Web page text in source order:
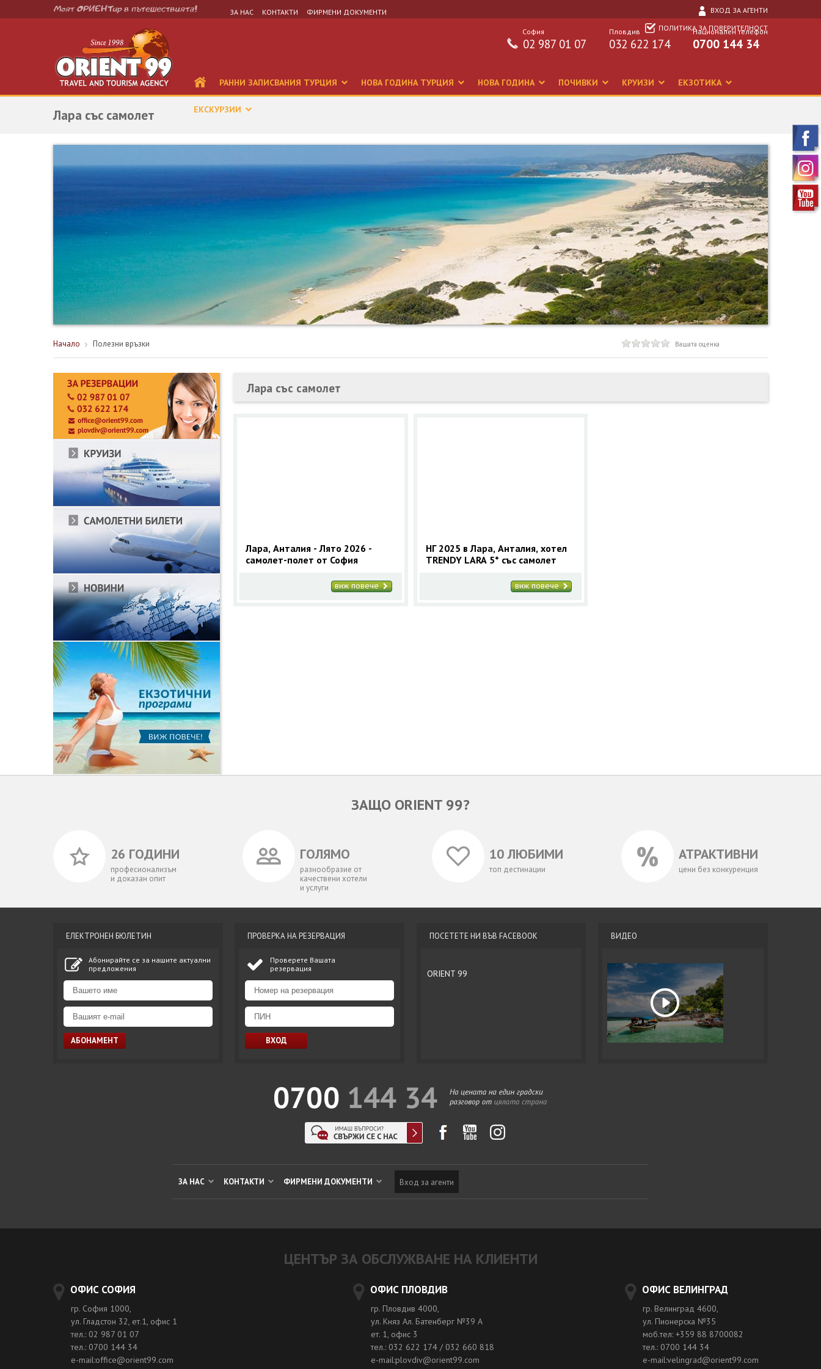
ЗА НАС КОНТАКТИ ФИРМЕНИ ДОКУМЕНТИ
ВХОД ЗА АГЕНТИ
ПОЛИТИКА ЗА ПОВЕРИТЕЛНОСТ
Национален телефон
0700 144 34
Пловдив
032 622 174
София
02 987 01 07
РАННИ ЗАПИСВАНИЯ ТУРЦИЯ НОВА ГОДИНА ТУРЦИЯ НОВА ГОДИНА ПОЧИВКИ КРУИЗИ ЕКЗОТИКА
ЕКСКУРЗИИ
Лара със самолет
Начало Полезни връзки Вашата оценка
Лара със самолет
Лара, Анталия - Лято 2026 -
самолет-полет от София
виж повече
НГ 2025 в Лара, Анталия, хотел
TRENDY LARA 5* със самолет
виж повече
ЗАЩО ORIENT 99?
26 ГОДИНИ
професионализъм
и доказан опит
ГОЛЯМО
разнообразие от
качествени хотели
и услуги
10 ЛЮБИМИ
топ дестинации
АТРАКТИВНИ
цени без конкуренция
ЕЛЕКТРОНЕН БЮЛЕТИН
Абонирайте се за нашите актуални
предложения
ПРОВЕРКА НА РЕЗЕРВАЦИЯ
Проверете Вашата
резервация
ПОСЕТЕТЕ НИ ВЪВ FACEBOOK
ORIENT 99
ВИДЕО
ЗА НАС КОНТАКТИ ФИРМЕНИ ДОКУМЕНТИ Вход за агенти
ЦЕНТЪР ЗА ОБСЛУЖВАНЕ НА КЛИЕНТИ
ОФИС СОФИЯ
гр. София 1000,
ул. Гладстон 32, ет.1, офис 1
тел.: 02 987 01 07
тел.: 0700 144 34
e-mail:office@orient99.com
ОФИС ПЛОВДИВ
гр. Пловдив 4000,
ул. Княз Ал. Батенберг №39 A
ет. 1, офис 3
тел.: 032 622 174 / 032 660 818
e-mail:plovdiv@orient99.com
ОФИС ВЕЛИНГРАД
гр. Велинград 4600,
ул. Пионерска №35
моб.тел: +359 88 8700082
тел.: 0700 144 34
e-mail:velingrad@orient99.com